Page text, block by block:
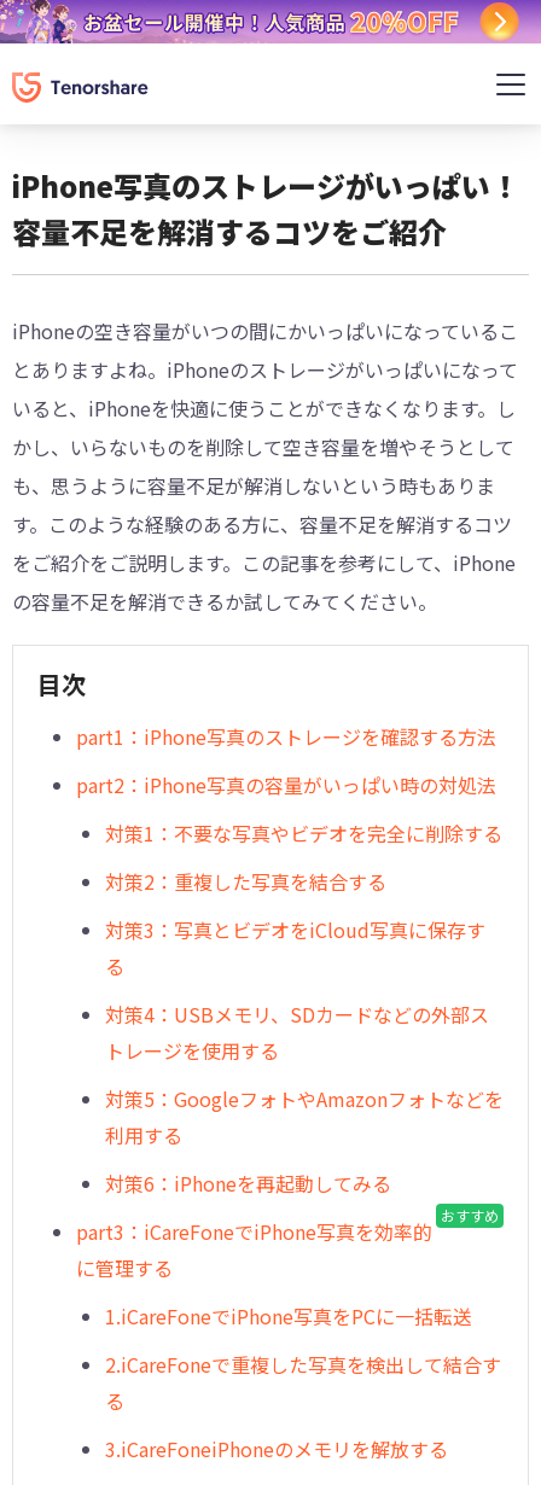
iPhone写真のストレージがいっぱい！
容量不足を解消するコツをご紹介
iPhoneの空き容量がいつの間にかいっぱいになっているこ
とありますよね。iPhoneのストレージがいっぱいになって
いると、iPhoneを快適に使うことができなくなります。し
かし、いらないものを削除して空き容量を増やそうとして
も、思うように容量不足が解消しないという時もありま
す。このような経験のある方に、容量不足を解消するコツ
をご紹介をご説明します。この記事を参考にして、iPhone
の容量不足を解消できるか試してみてください。
目次
part1：iPhone写真のストレージを確認する方法
part2：iPhone写真の容量がいっぱい時の対処法
対策1：不要な写真やビデオを完全に削除する
対策2：重複した写真を結合する
対策3：写真とビデオをiCloud写真に保存す
る
対策4：USBメモリ、SDカードなどの外部ス
トレージを使用する
対策5：GoogleフォトやAmazonフォトなどを
利用する
対策6：iPhoneを再起動してみる
part3：iCareFoneでiPhone写真を効率的
に管理する
おすすめ
1.iCareFoneでiPhone写真をPCに一括転送
2.iCareFoneで重複した写真を検出して結合す
る
3.iCareFoneiPhoneのメモリを解放する